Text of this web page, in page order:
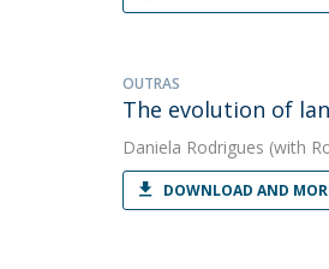
OUTRAS
The evolution of
Daniela Rodrigues (with
DOWNLOAD AND